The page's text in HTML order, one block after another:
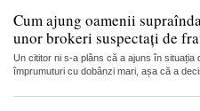
Cum ajung oamenii
unor brokeri suspectați de
Un cititor ni s-a plâns că a ajuns în situația
împrumuturi cu dobânzi mari, așa că a